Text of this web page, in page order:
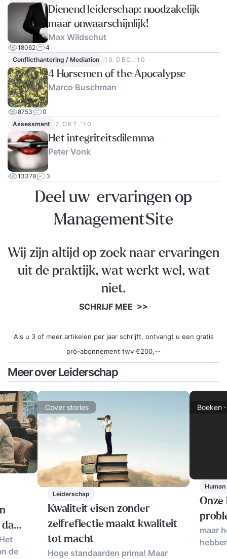
Dienend leiderschap: noodzakelijk
maar onwaarschijnlijk!
Max Wildschut
18062
4
Conflicthantering / Mediation
10 DEC.‘10
4 Horsemen of the Apocalypse
Marco Buschman
8753
0
Assessment
7 OKT.‘10
Het integriteitsdilemma
Peter Vonk
13378 3
Deel uw ervaringen op
ManagementSite
Wij zijn altijd op zoek naar ervaringen
uit de praktijk, wat werkt wel, wat
niet.
SCHRIJF MEE >>
Als u 3 of meer artikelen per jaar schrijft, ontvangt u een gratis
pro-abonnement twv €200,--
Meer over Leiderschap
de
Cover stories
Leiderschap
Kwaliteit eisen zonder
zelfreflectie maakt kwaliteit
tot macht
Hoge standaarden prima! Maar
Boeken
Onze
maar